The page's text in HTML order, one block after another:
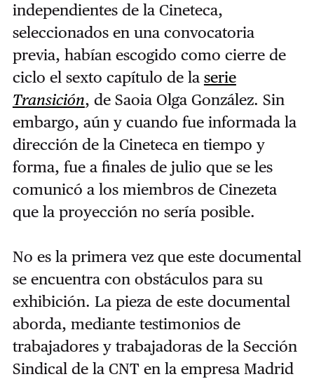
independientes de la Cineteca,
seleccionados en una convocatoria
previa, habían escogido como cierre de
ciclo el sexto capítulo de la serie
Transición, de Saoia Olga González. Sin
embargo, aún y cuando fue informada la
dirección de la Cineteca en tiempo y
forma, fue a finales de julio que se les
comunicó a los miembros de Cinezeta
que la proyección no sería posible.
No es la primera vez que este documental
se encuentra con obstáculos para su
exhibición. La pieza de este documental
aborda, mediante testimonios de
trabajadores y trabajadoras de la Sección
Sindical de la CNT en la empresa Madrid